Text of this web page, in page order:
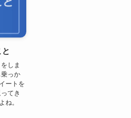
しま
っか
ートを
てき
ね。